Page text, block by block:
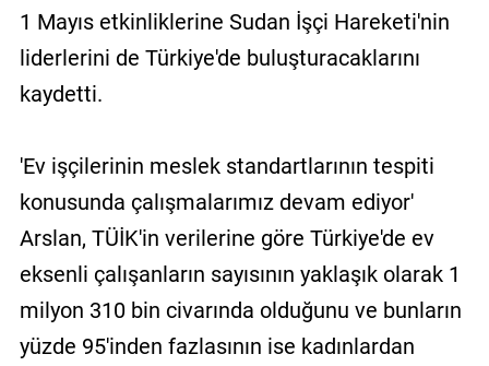
1 Mayıs etkinliklerine Sudan İşçi Hareketi'nin
liderlerini de Türkiye'de buluşturacaklarını
kaydetti.
'Ev işçilerinin meslek standartlarının tespiti
konusunda çalışmalarımız devam ediyor'
Arslan, TÜİK'in verilerine göre Türkiye'de ev
eksenli çalışanların sayısının yaklaşık olarak 1
milyon 310 bin civarında olduğunu ve bunların
yüzde 95'inden fazlasının ise kadınlardan